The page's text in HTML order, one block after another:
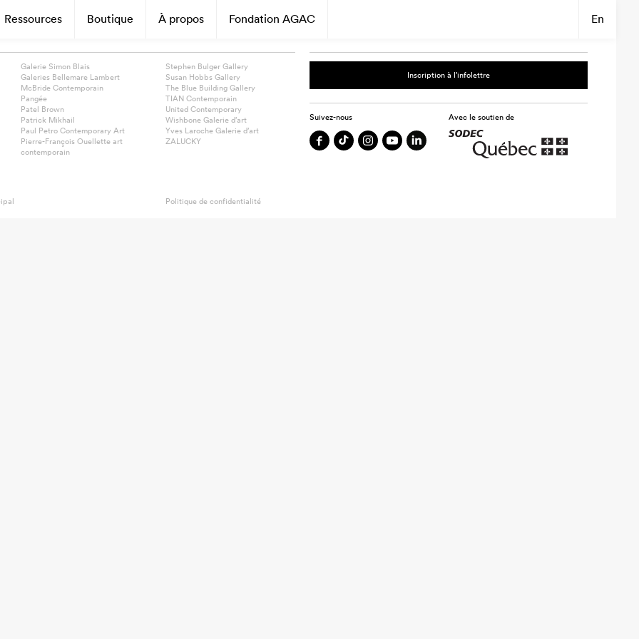
Ressources Boutique À propos Fondation AGAC En
Galerie Simon Blais
Galeries Bellemare Lambert
McBride Contemporain
Pangée
Patel Brown
Patrick Mikhail
Paul Petro Contemporary Art
Pierre-François Ouellette art
contemporain
Stephen Bulger Gallery
Susan Hobbs Gallery
The Blue Building Gallery
TIAN Contemporain
United Contemporary
Wishbone Galerie d’art
Yves Laroche Galerie d’art
ZALUCKY
Inscription à l’infolettre
Suivez-nous Avec le soutien de
Politique de confidentialité